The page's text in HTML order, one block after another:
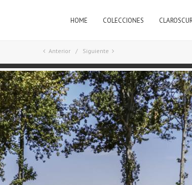
HOME COLECCIONES
Anterior Siguiente